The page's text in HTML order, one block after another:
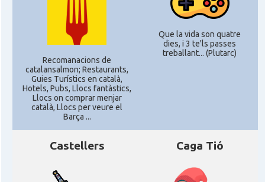
Recomanacions de
catalansalmon; Restaurants,
Guies Turístics en català,
Hotels, Pubs, Llocs fantàstics,
Llocs on comprar menjar
català, Llocs per veure el
Barça ...
Que la vida son quatre
dies, i 3 te'ls passes
treballant... (Plutarc)
Castellers Caga Tió